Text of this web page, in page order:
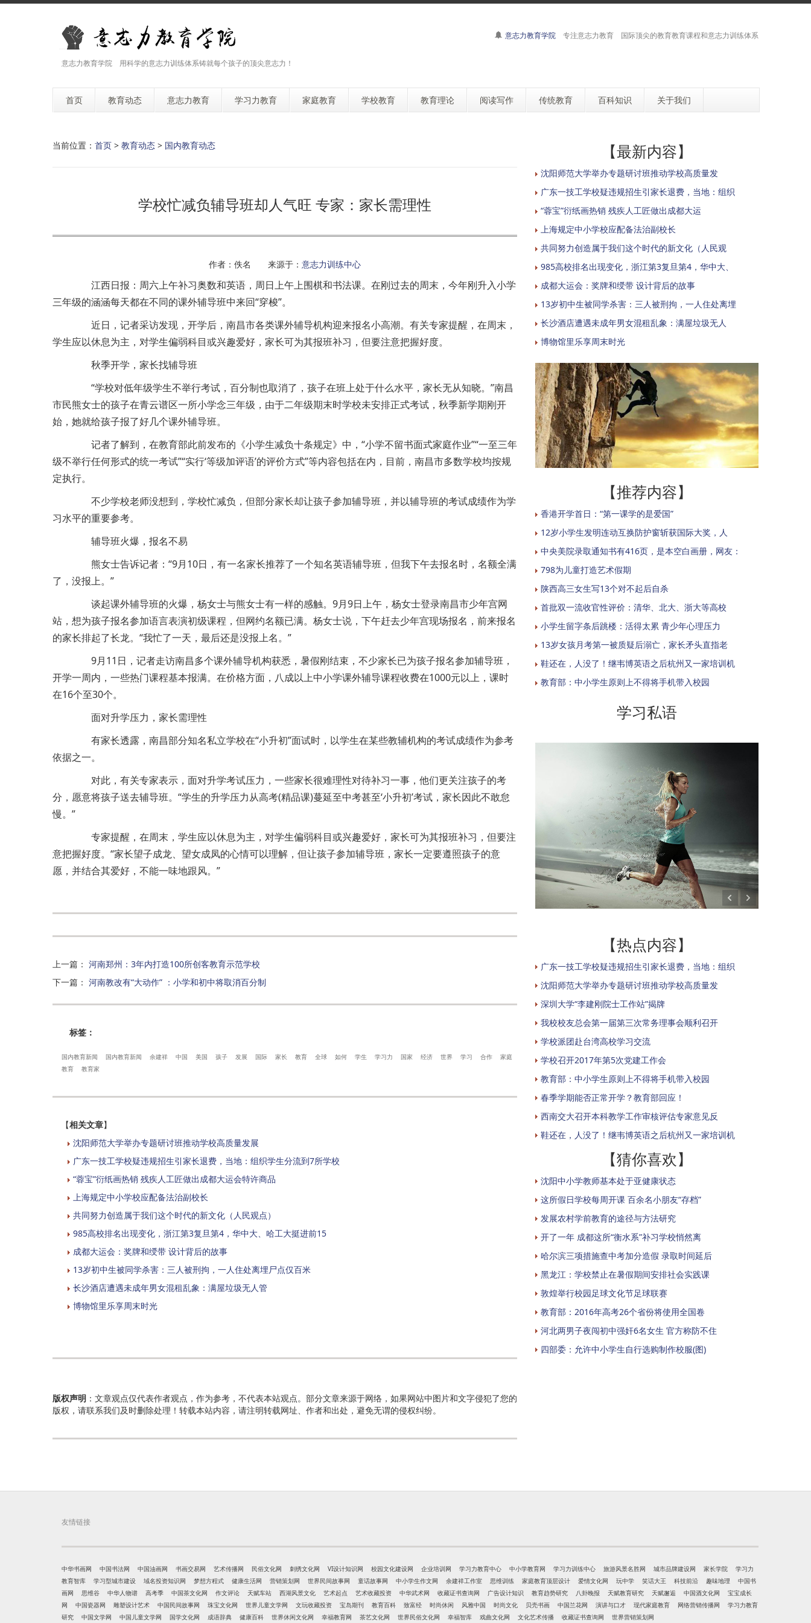
意志力教育学院 用科学的意志力训练体系铸就每个孩子的顶尖意志力！
意志力教育学院 专注意志力教育 国际顶尖的教育教育课程和意志力训练体系
首页 教育动态 意志力教育 学习力教育 家庭教育 学校教育 教育理论 阅读写作 传统教育 百科知识 关于我们
当前位置： 首页 > 教育动态 > 国内教育动态
学校忙减负辅导班却人气旺 专家：家长需理性
作者：佚名 来源于： 意志力训练中心
江西日报：周六上午补习奥数和英语，周日上午上围棋和书法课。在刚过去的周末，今年刚升入小学
三年级的涵涵每天都在不同的课外辅导班中来回“穿梭”。
近日，记者采访发现，开学后，南昌市各类课外辅导机构迎来报名小高潮。有关专家提醒，在周末，
学生应以休息为主，对学生偏弱科目或兴趣爱好，家长可为其报班补习，但要注意把握好度。
秋季开学，家长找辅导班
“学校对低年级学生不举行考试，百分制也取消了，孩子在班上处于什么水平，家长无从知晓。”南昌
市民熊女士的孩子在青云谱区一所小学念三年级，由于二年级期末时学校未安排正式考试，秋季新学期刚开
始，她就给孩子报了好几个课外辅导班。
记者了解到，在教育部此前发布的《小学生减负十条规定》中，“小学不留书面式家庭作业”“一至三年
级不举行任何形式的统一考试”“实行‘等级加评语’的评价方式”等内容包括在内，目前，南昌市多数学校均按规
定执行。
不少学校老师没想到，学校忙减负，但部分家长却让孩子参加辅导班，并以辅导班的考试成绩作为学
习水平的重要参考。
辅导班火爆，报名不易
熊女士告诉记者：“9月10日，有一名家长推荐了一个知名英语辅导班，但我下午去报名时，名额全满
了，没报上。”
谈起课外辅导班的火爆，杨女士与熊女士有一样的感触。9月9日上午，杨女士登录南昌市少年宫网
站，想为孩子报名参加语言表演初级课程，但网约名额已满。杨女士说，下午赶去少年宫现场报名，前来报名
的家长排起了长龙。“我忙了一天，最后还是没报上名。”
9月11日，记者走访南昌多个课外辅导机构获悉，暑假刚结束，不少家长已为孩子报名参加辅导班，
开学一周内，一些热门课程基本报满。在价格方面，八成以上中小学课外辅导课程收费在1000元以上，课时
在16个至30个。
面对升学压力，家长需理性
有家长透露，南昌部分知名私立学校在“小升初”面试时，以学生在某些教辅机构的考试成绩作为参考
依据之一。
对此，有关专家表示，面对升学考试压力，一些家长很难理性对待补习一事，他们更关注孩子的考
分，愿意将孩子送去辅导班。“学生的升学压力从高考(精品课)蔓延至中考甚至‘小升初’考试，家长因此不敢怠
慢。”
专家提醒，在周末，学生应以休息为主，对学生偏弱科目或兴趣爱好，家长可为其报班补习，但要注
意把握好度。“家长望子成龙、望女成凤的心情可以理解，但让孩子参加辅导班，家长一定要遵照孩子的意
愿，并结合其爱好，不能一味地跟风。”
上一篇 ： 河南郑州：3年内打造100所创客教育示范学校
下一篇 ： 河南教改有“大动作” ：小学和初中将取消百分制
标签：
国内教育新闻 国内教育新闻 余建祥 中国 美国 孩子 发展 国际 家长 教育 全球 如何 学生 学习力 国家 经济 世界 学习 合作
家庭
教育
教育家
【相关文章】
沈阳师范大学举办专题研讨班推动学校高质量发展
广东一技工学校疑违规招生引家长退费，当地：组织学生分流到7所学校
“蓉宝”衍纸画热销 残疾人工匠做出成都大运会特许商品
上海规定中小学校应配备法治副校长
共同努力创造属于我们这个时代的新文化（人民观点）
985高校排名出现变化，浙江第3复旦第4，华中大、哈工大挺进前15
成都大运会：奖牌和绶带 设计背后的故事
13岁初中生被同学杀害：三人被刑拘，一人住处离埋尸点仅百米
长沙酒店遭遇未成年男女混租乱象：满屋垃圾无人管
博物馆里乐享周末时光
版权声明 ：文章观点仅代表作者观点，作为参考，不代表本站观点。部分文章来源于网络，如果网站中图片和文字侵犯了您的
版权，请联系我们及时删除处理！转载本站内容，请注明转载网址、作者和出处，避免无谓的侵权纠纷。
【最新内容】
沈阳师范大学举办专题研讨班推动学校高质量发
广东一技工学校疑违规招生引家长退费，当地：组织
“蓉宝”衍纸画热销 残疾人工匠做出成都大运
上海规定中小学校应配备法治副校长
共同努力创造属于我们这个时代的新文化（人民观
985高校排名出现变化，浙江第3复旦第4，华中大、
成都大运会：奖牌和绶带 设计背后的故事
13岁初中生被同学杀害：三人被刑拘，一人住处离埋
长沙酒店遭遇未成年男女混租乱象：满屋垃圾无人
博物馆里乐享周末时光
【推荐内容】
香港开学首日：“第一课学的是爱国”
12岁小学生发明连动互换防护窗斩获国际大奖，人
中央美院录取通知书有416页，是本空白画册，网友：
798为儿童打造艺术假期
陕西高三女生写13个对不起后自杀
首批双一流收官性评价：清华、北大、浙大等高校
小学生留字条后跳楼：活得太累 青少年心理压力
13岁女孩月考第一被质疑后溺亡，家长矛头直指老
鞋还在，人没了！继韦博英语之后杭州又一家培训机
教育部：中小学生原则上不得将手机带入校园
学习私语
【热点内容】
广东一技工学校疑违规招生引家长退费，当地：组织
沈阳师范大学举办专题研讨班推动学校高质量发
深圳大学“李建刚院士工作站”揭牌
我校校友总会第一届第三次常务理事会顺利召开
学校派团赴台湾高校学习交流
学校召开2017年第5次党建工作会
教育部：中小学生原则上不得将手机带入校园
春季学期能否正常开学？教育部回应！
西南交大召开本科教学工作审核评估专家意见反
鞋还在，人没了！继韦博英语之后杭州又一家培训机
【猜你喜欢】
沈阳中小学教师基本处于亚健康状态
这所假日学校每周开课 百余名小朋友“存档”
发展农村学前教育的途径与方法研究
开了一年 成都这所“衡水系”补习学校悄然离
哈尔滨三项措施查中考加分造假 录取时间延后
黑龙江：学校禁止在暑假期间安排社会实践课
敦煌举行校园足球文化节足球联赛
教育部：2016年高考26个省份将使用全国卷
河北两男子夜闯初中强奸6名女生 官方称防不住
四部委：允许中小学生自行选购制作校服(图)
友情链接
中华书画网 中国书法网 中国油画网 书画交易网 艺术传播网 民俗文化网 刺绣文化网 VI设计知识网 校园文化建设网 企业培训网 学习力教育中心 中小学教育网 学习力训练中心 旅游风景名胜网 城市品牌建设网 家长学院
学习力
教育智库
学习型城市建设 域名投资知识网 梦想方程式 健康生活网 营销策划网 世界民间故事网 童话故事网 中小学生作文网 余建祥工作室 思维训练 家庭教育顶层设计 爱情文化网 玩中学 笑话大王 科技前沿 趣味地理
中国书
画网
思维谷 中华人物谱 高考季 中国茶文化网 作文评论 天赋车站 西湖风景文化 艺术起点 艺术收藏投资 中华武术网 收藏证书查询网 广告设计知识 教育趋势研究 八卦晚报 天赋教育研究 天赋邂逅 中国酒文化网
宝宝成长
网
中国瓷器网 雕塑设计艺术 中国民间故事网 珠宝文化网 世界儿童文学网 文玩收藏投资 宝岛期刊 教育百科 致富经 时尚休闲 风雅中国 时尚文化 贝壳书画 中国兰花网 演讲与口才 现代家庭教育 网络营销传播网
学习力教育
研究
中国文学网 中国儿童文学网 国学文化网 成语辞典 健康百科 世界休闲文化网 幸福教育网 茶艺文化网 世界民俗文化网 幸福智库 戏曲文化网 文化艺术传播 收藏证书查询网 世界营销策划网